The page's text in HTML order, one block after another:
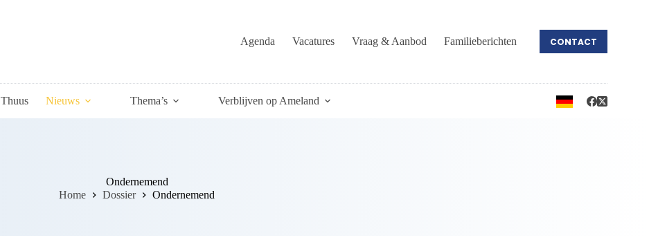
Agenda Vacatures Vraag & Aanbod Familieberichten CONTACT
Thuus Nieuws Thema’s Verblijven op Ameland
Ondernemend
Home
Dossier Ondernemend